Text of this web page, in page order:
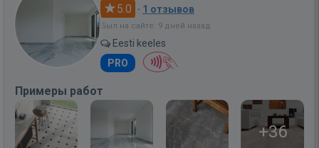
5.0 · 1 отзывов
Был на сайте: 9 дней назад
Eesti keeles
PRO
Примеры работ
+36